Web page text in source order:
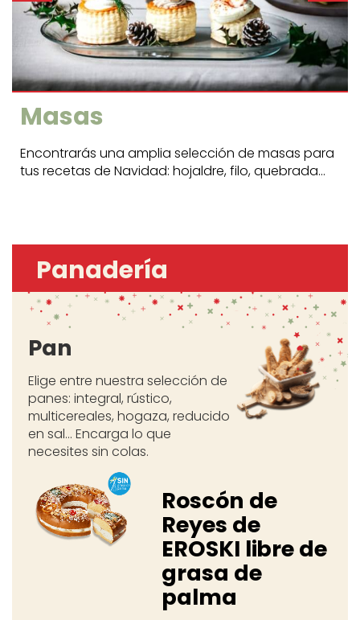
Masas
Encontrarás una amplia selección de masas para
tus recetas de Navidad: hojaldre, filo, quebrada...
Panadería
Pan
Elige entre nuestra selección de
panes: integral, rústico,
multicereales, hogaza, reducido
en sal... Encarga lo que
necesites sin colas.
Roscón de
Reyes de
EROSKI libre de
grasa de
palma